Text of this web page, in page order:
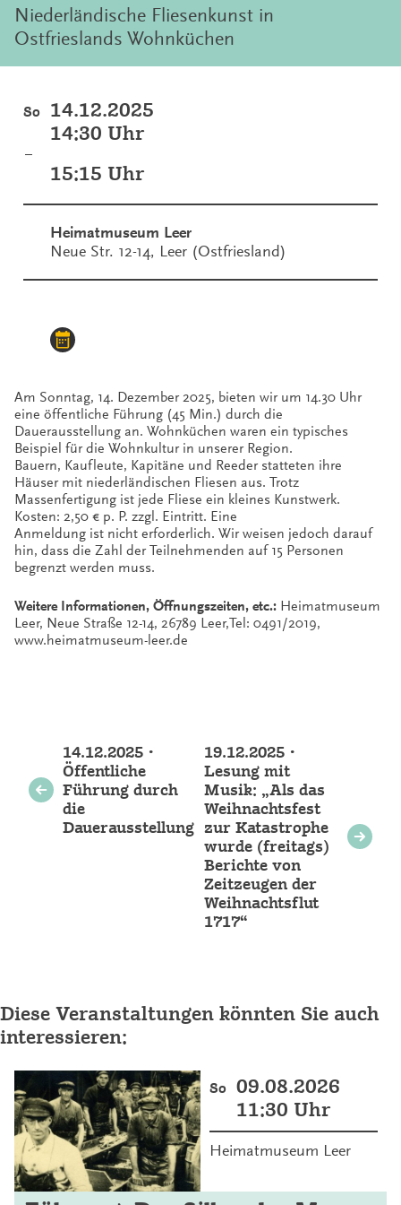
Niederländische Fliesenkunst in
Ostfrieslands Wohnküchen
So
14.12.2025
14:30 Uhr
–
15:15 Uhr
Heimatmuseum Leer
Neue Str. 12-14, Leer (Ostfriesland)
Am Sonntag, 14. Dezember 2025, bieten wir um 14.30 Uhr
eine öffentliche Führung (45 Min.) durch die
Dauerausstellung an. Wohnküchen waren ein typisches
Beispiel für die Wohnkultur in unserer Region.
Bauern, Kaufleute, Kapitäne und Reeder statteten ihre
Häuser mit niederländischen Fliesen aus. Trotz
Massenfertigung ist jede Fliese ein kleines Kunstwerk.
Kosten: 2,50 € p. P. zzgl. Eintritt. Eine
Anmeldung ist nicht erforderlich. Wir weisen jedoch darauf
hin, dass die Zahl der Teilnehmenden auf 15 Personen
begrenzt werden muss.
Weitere Informationen, Öffnungszeiten, etc.: Heimatmuseum
Leer, Neue Straße 12-14, 26789 Leer,Tel: 0491/2019,
www.heimatmuseum-leer.de
Weitere
Veranstaltungen
14.12.2025 •
Öffentliche
Führung durch
die
Dauerausstellung
19.12.2025 •
Lesung mit
Musik: „Als das
Weihnachtsfest
zur Katastrophe
wurde (freitags)
Berichte von
Zeitzeugen der
Weihnachtsflut
1717“
Diese Veranstaltungen könnten Sie auch
interessieren:
So 09.08.2026
11:30 Uhr
Heimatmuseum Leer